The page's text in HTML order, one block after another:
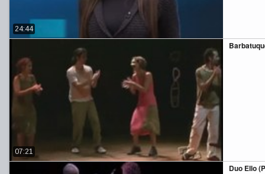
24:44
07:21
Duo Ello